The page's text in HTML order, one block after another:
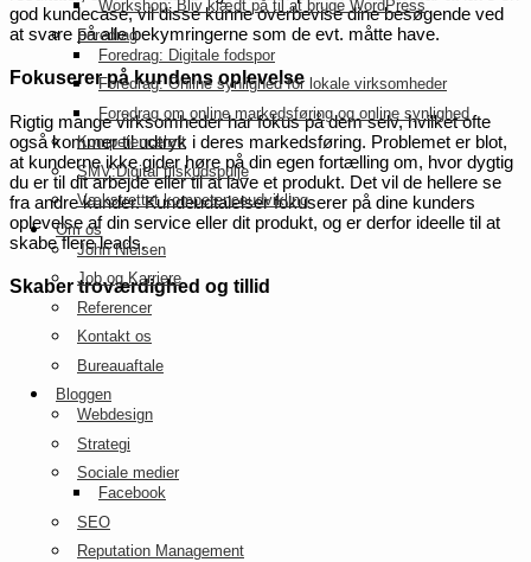
Workshop: Bliv klædt på til at bruge WordPress
Foredrag
Foredrag: Digitale fodspor
Foredrag: Online synlighed for lokale virksomheder
Foredrag om online markedsføring og online synlighed
Kompetenceløft
SMV:Digital tilskudspulje
Vækstrettet kompetenceudvikling
Om os
John Nielsen
Job og Karriere
Referencer
Kontakt os
Bureauaftale
Bloggen
Webdesign
Strategi
Sociale medier
Facebook
SEO
Reputation Management
god kundecase, vil disse kunne overbevise dine besøgende ved
at svare på alle bekymringerne som de evt. måtte have.
Fokuserer på kundens oplevelse
Rigtig mange virksomheder har fokus på dem selv, hvilket ofte
også kommer til udtryk i deres markedsføring. Problemet er blot,
at kunderne ikke gider høre på din egen fortælling om, hvor dygtig
du er til dit arbejde eller til at lave et produkt. Det vil de hellere se
fra andre kunder. Kundeudtalelser fokuserer på dine kunders
oplevelse af din service eller dit produkt, og er derfor ideelle til at
skabe flere leads.
Skaber troværdighed og tillid